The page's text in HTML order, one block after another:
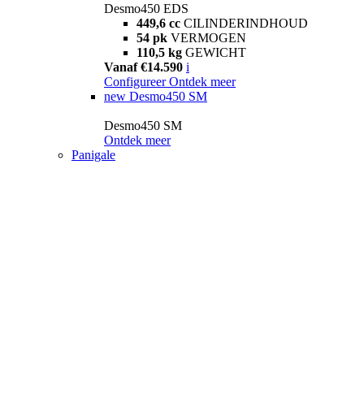
Desmo450 EDS
449,6 cc CILINDERINDHOUD
54 pk VERMOGEN
110,5 kg GEWICHT
Vanaf €14.590 i
Configureer Ontdek meer
new Desmo450 SM
Desmo450 SM
Ontdek meer
Panigale